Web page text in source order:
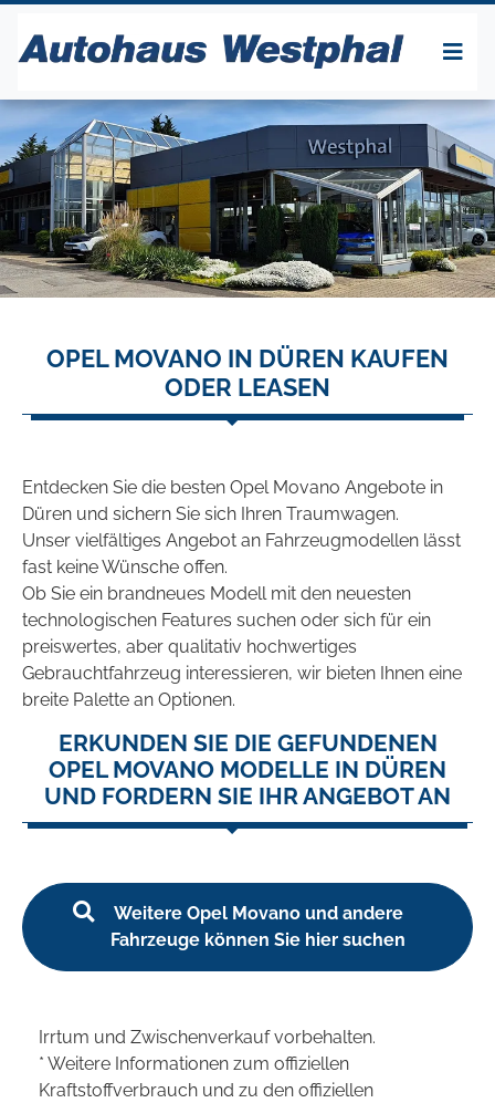
OPEL MOVANO IN DÜREN KAUFEN
ODER LEASEN
Entdecken Sie die besten Opel Movano Angebote in
Düren und sichern Sie sich Ihren Traumwagen.
Unser vielfältiges Angebot an Fahrzeugmodellen lässt
fast keine Wünsche offen.
Ob Sie ein brandneues Modell mit den neuesten
technologischen Features suchen oder sich für ein
preiswertes, aber qualitativ hochwertiges
Gebrauchtfahrzeug interessieren, wir bieten Ihnen eine
breite Palette an Optionen.
ERKUNDEN SIE DIE GEFUNDENEN
OPEL MOVANO MODELLE IN DÜREN
UND FORDERN SIE IHR ANGEBOT AN
Weitere Opel Movano und andere
Fahrzeuge können Sie hier suchen
Irrtum und Zwischenverkauf vorbehalten.
* Weitere Informationen zum offiziellen
Kraftstoffverbrauch und zu den offiziellen